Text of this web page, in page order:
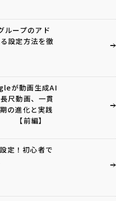
ープのアド
設定方法を徹
が動画生成AI
尺動画、一貫
の進化と実践
【前編】
定！初心者で